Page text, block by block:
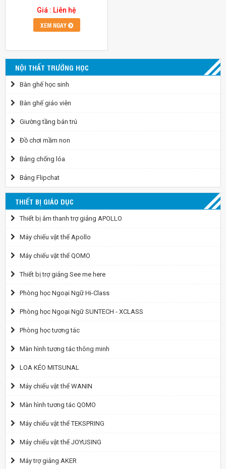
Giá : Liên hệ
XEM NGAY
NỘI THẤT TRƯỜNG HỌC
Bàn ghế học sinh
Bàn ghế giáo viên
Giường tầng bán trú
Đồ chơi mầm non
Bảng chống lóa
Bảng Flipchat
THIẾT BỊ GIÁO DỤC
Thiết bị âm thanh trợ giảng APOLLO
Máy chiếu vật thể Apollo
Máy chiếu vật thể QOMO
Thiết bị trợ giảng See me here
Phòng học Ngoại Ngữ Hi-Class
Phòng học Ngoại Ngữ SUNTECH - XCLASS
Phòng học tương tác
Màn hình tương tác thông minh
LOA KÉO MITSUNAL
Máy chiếu vật thể WANIN
Màn hình tương tác QOMO
Máy chiếu vật thể TEKSPRING
Máy chiếu vật thể JOYUSING
Máy trợ giảng AKER